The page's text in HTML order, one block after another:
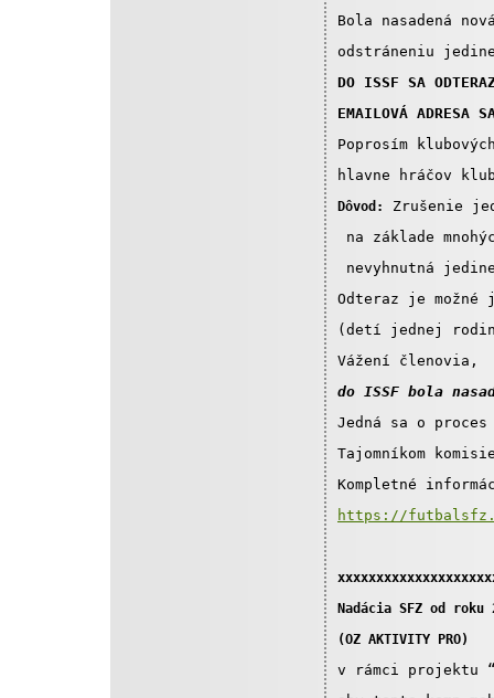
Bola nasadená
odstráneniu
DO ISSF SA
EMAILOVÁ ADRESA
Poprosím
hlavne hráčov
Dôvod:
Zrušenie
na základe
nevyhnutná
Odteraz je
(detí jednej
Vážení
do ISSF bola
Jedná sa o
Tajomníkom
Kompletné
https://
Nadácia SFZ od
(OZ AKTIVITY PRO)
v rámci projektu